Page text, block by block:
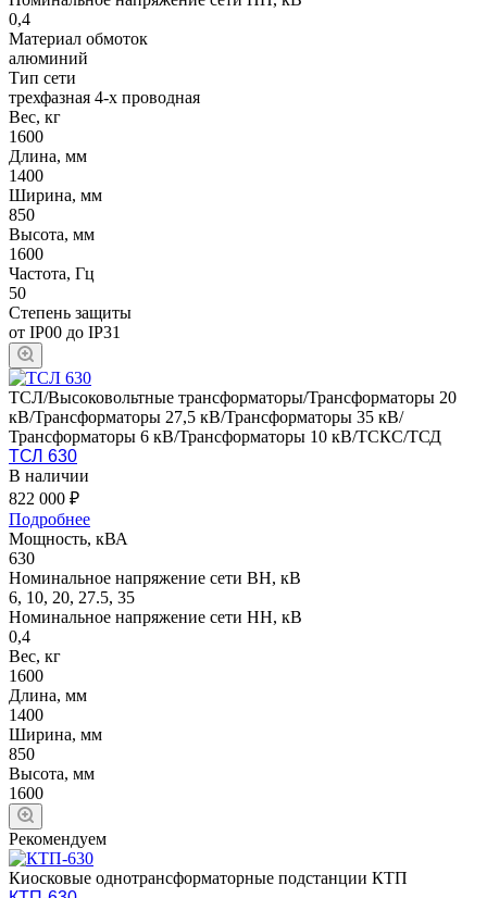
0,4
Материал обмоток
алюминий
Тип сети
трехфазная 4-х проводная
Вес, кг
1600
Длина, мм
1400
Ширина, мм
850
Высота, мм
1600
Частота, Гц
50
Степень защиты
от IP00 до IP31
ТСЛ/Высоковольтные трансформаторы/Трансформаторы 20
кВ/Трансформаторы 27,5 кВ/Трансформаторы 35 кВ/
Трансформаторы 6 кВ/Трансформаторы 10 кВ/ТСКС/ТСД
ТСЛ 630
В наличии
822 000 ₽
Подробнее
Мощность, кВА
630
Номинальное напряжение сети ВН, кВ
6, 10, 20, 27.5, 35
Номинальное напряжение сети НН, кВ
0,4
Вес, кг
1600
Длина, мм
1400
Ширина, мм
850
Высота, мм
1600
Рекомендуем
Киосковые однотрансформаторные подстанции КТП